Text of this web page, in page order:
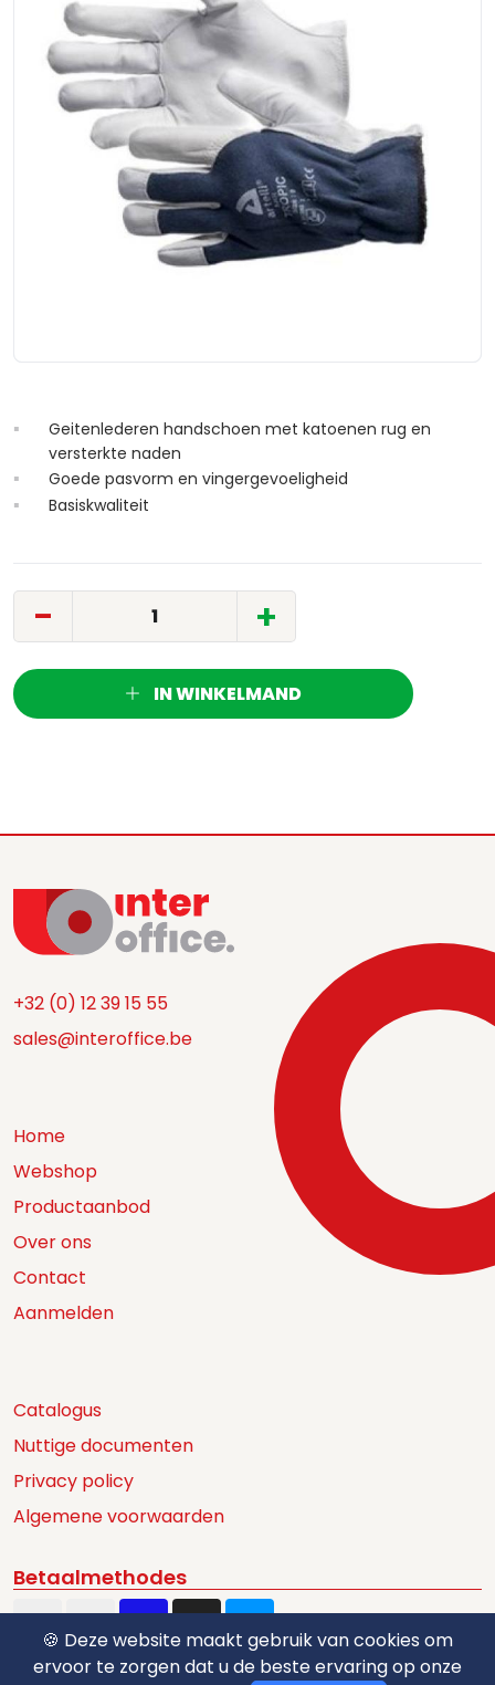
Geitenlederen handschoen met katoenen rug en
versterkte naden
Goede pasvorm en vingergevoeligheid
Basiskwaliteit
- +
IN WINKELMAND
+32 (0) 12 39 15 55
sales@interoffice.be
Home
Webshop
Productaanbod
Over ons
Contact
Aanmelden
Catalogus
Nuttige documenten
Privacy policy
Algemene voorwaarden
Betaalmethodes
🍪 Deze website maakt gebruik van cookies om
ervoor te zorgen dat u de beste ervaring op onze